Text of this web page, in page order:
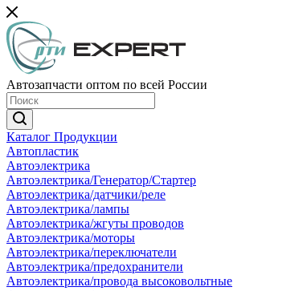
Автозапчасти оптом по всей России
Каталог Продукции
Автопластик
Автоэлектрика
Автоэлектрика/Генератор/Стартер
Автоэлектрика/датчики/реле
Автоэлектрика/лампы
Автоэлектрика/жгуты проводов
Автоэлектрика/моторы
Автоэлектрика/переключатели
Автоэлектрика/предохранители
Автоэлектрика/провода высоковольтные